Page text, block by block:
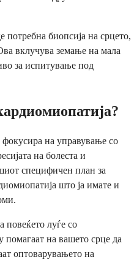
биопсија на срцето,
вклучува земање на мала
за испитување под
фокусира на управување со
на болеста и
специфичен план за
што ја имате и
повеќето луѓе со
на вашето срце да
оптоварувањето на